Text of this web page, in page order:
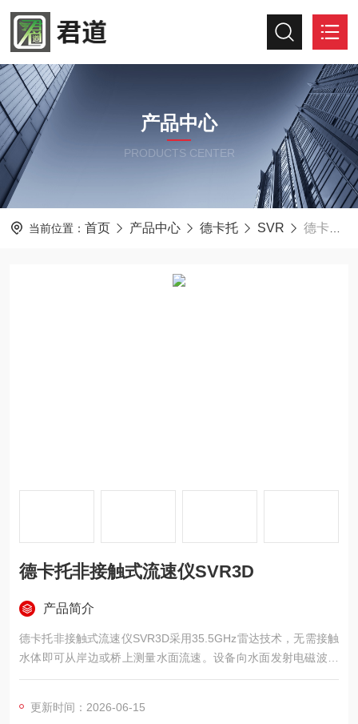
产品中心
PRODUCTS CENTER
当前位置： 首页 产品中心 德卡托 SVR 德卡托非接触式流速仪SVR3D
德卡托非接触式流速仪SVR3D
产品简介
德卡托非接触式流速仪SVR3D采用35.5GHz雷达技术，无需接触
水体即可从岸边或桥上测量水面流速。设备向水面发射电磁波并
接收回波频移，通过多普勒原理计算流速值，测量范围0.1至33
彩屏显示瞬时速度、平均速度及频谱图，内置倾斜传感器自动补
更新时间：2026-06-15